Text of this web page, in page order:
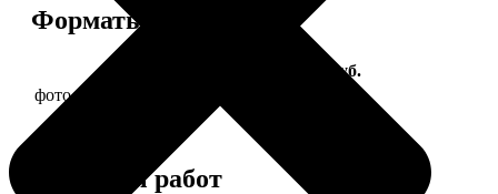
Форматы и цены
Цена, руб.
фото 15х20 в деревянной рамке
Примеры работ